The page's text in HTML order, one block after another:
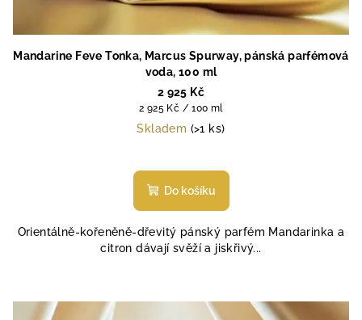
Mandarine Feve Tonka, Marcus Spurway, pánská parfémová
voda, 100 ml
2 925 Kč
Měrná
cena:
2 925 Kč / 100 ml
Skladem (>1 ks)
Do košíku
Orientálně-kořeněně-dřevitý pánský parfém Mandarinka a
citron dávají svěží a jiskřivý...